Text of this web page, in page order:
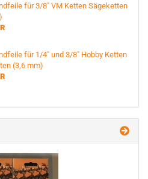
für 3/8" VM Ketten Sägeketten
für 1/4" und 3/8" Hobby Ketten
(3,6 mm)